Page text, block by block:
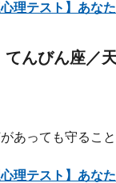
心理テスト】あな
てんびん座／
あっても守るこ
心理テスト】あな